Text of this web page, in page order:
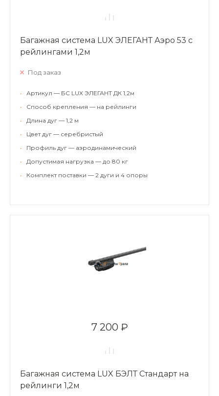
Багажная система LUX ЭЛЕГАНТ Аэро 53 с
рейлингами 1,2м
Под заказ
•
Артикул — БС LUX ЭЛЕГАНТ ДК 1,2м
•
Способ крепления — на рейлинги
•
Длина дуг — 1,2 м
•
Цвет дуг — серебристый
•
Профиль дуг — аэродинамический
•
Допустимая нагрузка — до 80 кг
•
Комплект поставки — 2 дуги и 4 опоры
7 200 ₽
Багажная система LUX БЭЛТ Стандарт на
рейлинги 1,2м